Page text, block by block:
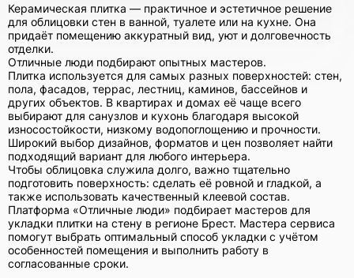
Керамическая плитка — практичное и эстетичное решение
для облицовки стен в ванной, туалете или на кухне. Она
придаёт помещению аккуратный вид, уют и долговечность
отделки.
Отличные люди подбирают опытных мастеров.
Плитка используется для самых разных поверхностей: стен,
пола, фасадов, террас, лестниц, каминов, бассейнов и
других объектов. В квартирах и домах её чаще всего
выбирают для санузлов и кухонь благодаря высокой
износостойкости, низкому водопоглощению и прочности.
Широкий выбор дизайнов, форматов и цен позволяет найти
подходящий вариант для любого интерьера.
Чтобы облицовка служила долго, важно тщательно
подготовить поверхность: сделать её ровной и гладкой, а
также использовать качественный клеевой состав.
Платформа «Отличные люди» подбирает мастеров для
укладки плитки на стену в регионе Брест. Мастера сервиса
помогут выбрать оптимальный способ укладки с учётом
особенностей помещения и выполнить работу в
согласованные сроки.